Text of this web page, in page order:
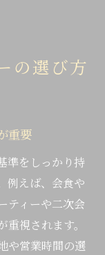
の選び方
重要
準をしっかり持
例えば、会食や
ティーや二次会
視されます。
や営業時間の選